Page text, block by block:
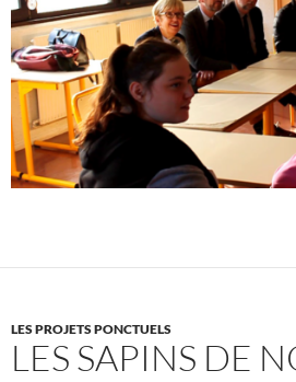
LES PROJETS PONCTUELS
LES SAPINS DE